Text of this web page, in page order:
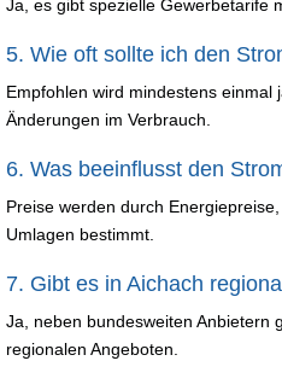
Ja, es gibt spezielle Gewerbetarife
5. Wie oft sollte ich den
Empfohlen wird mindestens einmal
Änderungen im Verbrauch.
6. Was beeinflusst den
Preise werden durch
Umlagen bestimmt.
7. Gibt es in Aichach
Ja, neben bundesweiten Anbietern
regionalen Angeboten.